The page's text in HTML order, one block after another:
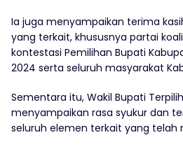
Ia juga menyampaikan terima
yang terkait, khususnya partai
kontestasi Pemilihan Bupati
2024 serta seluruh masyarakat
Sementara itu, Wakil Bupati
menyampaikan rasa syukur dan
seluruh elemen terkait yang telah